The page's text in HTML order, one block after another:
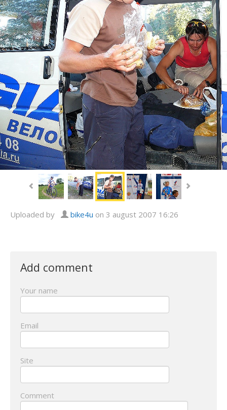
Uploaded by bike4u on 3 august 2007 16:26
Add comment
Your name
Email
Site
Comment